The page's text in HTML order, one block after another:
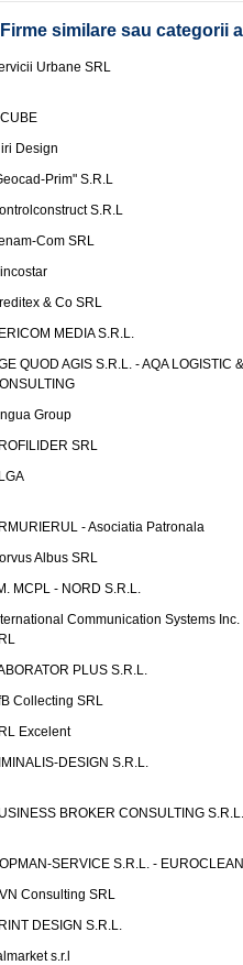
Firme similare sau categorii
Urbane SRL
Design
Prim" S.R.L
S.R.L
Com SRL
& Co SRL
MEDIA S.R.L.
QUOD AGIS S.R.L. - AQA LOGISTIC &
Group
SRL
- Asociatia Patronala
Albus SRL
MCPL - NORD S.R.L.
Communication Systems Inc.
PLUS S.R.L.
Collecting SRL
Excelent
DESIGN S.R.L.
BROKER CONSULTING S.R.L.
SERVICE S.R.L. - EUROCLEAN
Consulting SRL
DESIGN S.R.L.
s.r.l